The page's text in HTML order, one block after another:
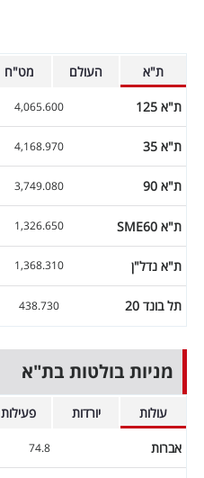
ת"א העולם מט"ח
ת"א 125 4,065.600
ת"א 35 4,168.970
ת"א 90 3,749.080
ת"א SME60 1,326.650
ת"א נדל"ן 1,368.310
תל בונד 20 438.730
מניות בולטות בת"א
עולות יורדות פעילות
אברות 74.8